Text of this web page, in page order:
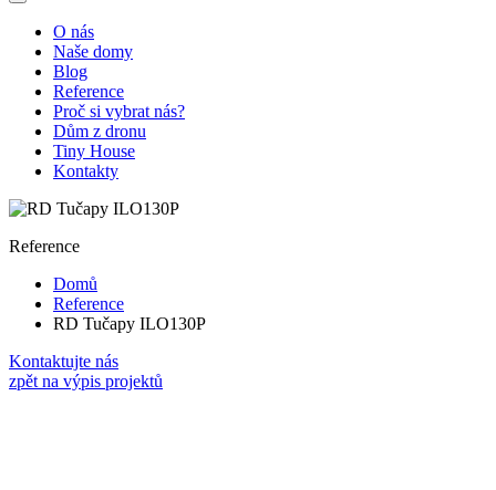
O nás
Naše domy
Blog
Reference
Proč si vybrat nás?
Dům z dronu
Tiny House
Kontakty
Reference
Domů
Reference
RD Tučapy ILO130P
Kontaktujte nás
zpět na výpis projektů